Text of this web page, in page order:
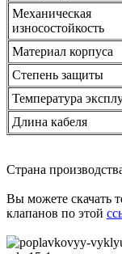
Механическая
износостойкость
Материал корпуса
Степень защиты
Температура
Длина кабеля
Страна
Вы можете скачать
клапанов по этой